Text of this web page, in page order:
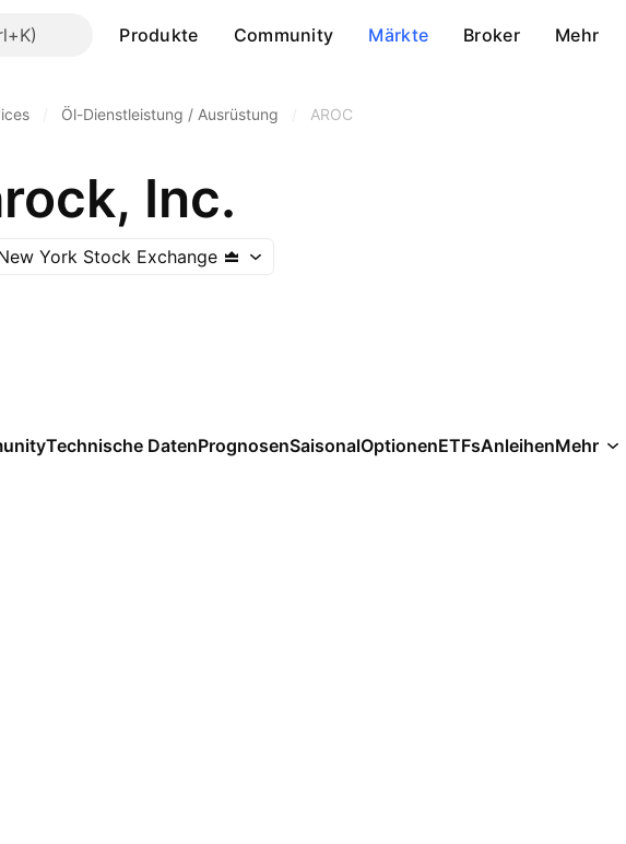
Produkte Community Märkte Broker Mehr
Öl-Dienstleistung / Ausrüstung AROC
Inc.
York Stock Exchange
Technische DatenPrognosenSaisonalOptionenETFsAnleihenMehr